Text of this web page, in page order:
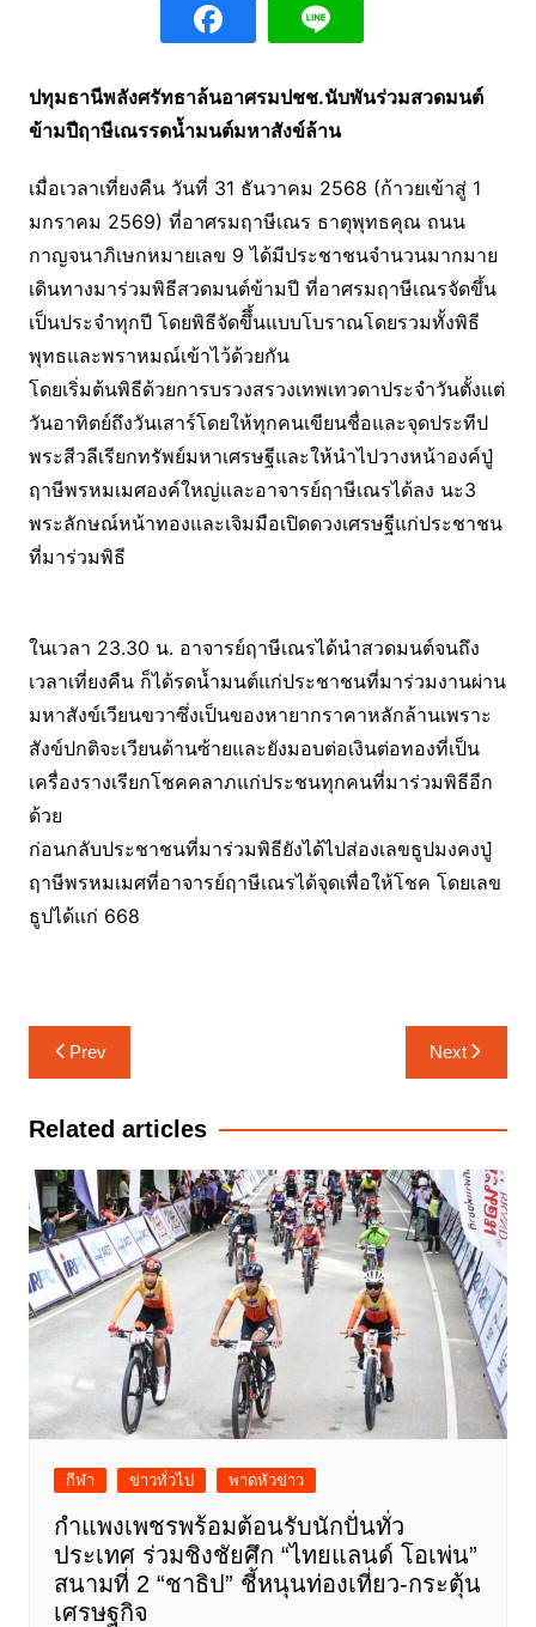
ปทุมธานีพลังศรัทธาล้นอาศรมปชช.นับพันร่วมสวดมนต์
ข้ามปีฤาษีเณรรดน้ำมนต์มหาสังข์ล้าน
เมื่อเวลาเที่ยงคืน วันที่ 31 ธันวาคม 2568 (ก้าวยเข้าสู่ 1
มกราคม 2569) ที่อาศรมฤาษีเณร ธาตุพุทธคุณ ถนน
กาญจนาภิเษกหมายเลข 9 ได้มีประชาชนจำนวนมากมาย
เดินทางมาร่วมพิธีสวดมนต์ข้ามปี ที่อาศรมฤาษีเณรจัดขึ้น
เป็นประจำทุกปี โดยพิธีจัดขึึ้นแบบโบราณโดยรวมทั้งพิธี
พุทธและพราหมณ์เข้าไว้ด้วยกัน
โดยเริ่มต้นพิธีด้วยการบรวงสรวงเทพเทวดาประจำวันตั้งแต่
วันอาทิตย์ถึงวันเสาร์โดยให้ทุกคนเขียนชื่อและจุดประทีป
พระสีวลีเรียกทรัพย์มหาเศรษฐีและให้นำไปวางหน้าองค์ปู่
ฤาษีพรหมเมศองค์ใหญ่และอาจารย์ฤาษีเณรได้ลง นะ3
พระลักษณ์หน้าทองและเจิมมือเปิดดวงเศรษฐีแก่ประชาชน
ที่มาร่วมพิธี
ในเวลา 23.30 น. อาจารย์ฤาษีเณรได้นำสวดมนต์จนถึง
เวลาเที่ยงคืน ก็ได้รดน้ำมนต์แก่ประชาชนที่มาร่วมงานผ่าน
มหาสังข์เวียนขวาซึ่งเป็นของหายากราคาหลักล้านเพราะ
สังข์ปกติจะเวียนด้านซ้ายและยังมอบต่อเงินต่อทองที่เป็น
เครื่องรางเรียกโชคคลาภแก่ประชนทุกคนที่มาร่วมพิธีอีก
ด้วย
ก่อนกลับประชาชนที่มาร่วมพิธียังได้ไปส่องเลขธูปมงคงปู่
ฤาษีพรหมเมศที่อาจารย์ฤาษีเณรได้จุดเพื่อให้โชค โดยเลข
ธูปได้แก่ 668
แนะแนว
เรื่อง
Prev Next
Related articles
กีฬา ข่าวทั่วไป พาดหัวข่าว
กำแพงเพชรพร้อมต้อนรับนักปั่นทั่ว
ประเทศ ร่วมชิงชัยศึก “ไทยแลนด์ โอเพ่น”
สนามที่ 2 “ชาธิป” ชี้หนุนท่องเที่ยว-กระตุ้น
เศรษฐกิจ